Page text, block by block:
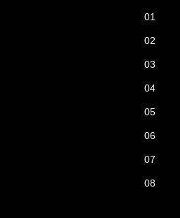
01
02
03
04
05
06
07
08